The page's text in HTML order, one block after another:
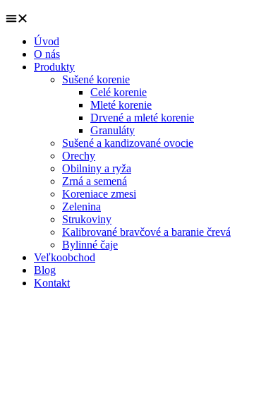
Úvod
O nás
Produkty
Sušené korenie
Celé korenie
Mleté korenie
Drvené a mleté korenie
Granuláty
Sušené a kandizované ovocie
Orechy
Obilniny a ryža
Zrná a semená
Koreniace zmesi
Zelenina
Strukoviny
Kalibrované bravčové a baranie črevá
Bylinné čaje
Veľkoobchod
Blog
Kontakt